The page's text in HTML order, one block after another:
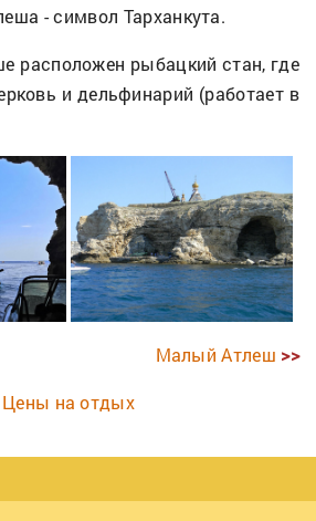
- символ Тарханкута.
расположен рыбацкий стан, где
и дельфинарий (работает в
Малый Атлеш >>
Цены на отдых